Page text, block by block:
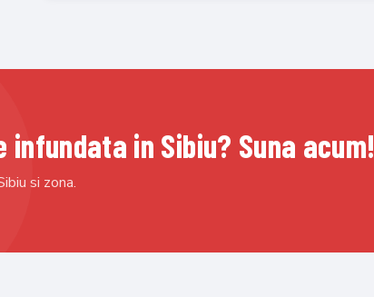
infundata in Sibiu? Suna acum!
si zona.